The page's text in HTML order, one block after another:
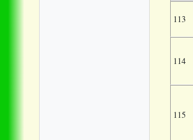
113
114
115